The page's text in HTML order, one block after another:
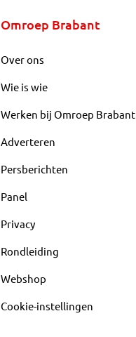
Omroep Brabant
Over ons
Wie is wie
Werken bij Omroep Brabant
Adverteren
Persberichten
Panel
Privacy
Rondleiding
Webshop
Cookie-instellingen